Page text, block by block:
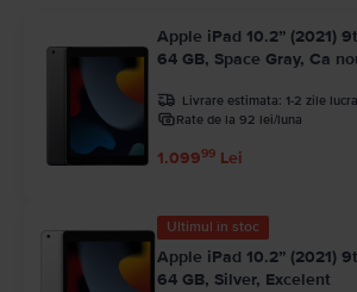
Apple iPad 10.2” (2021)
64 GB, Space Gray, Ca
Livrare estimata: 1-2 zile
Rate de la 92 lei/luna
1.09999 Lei
Ultimul în stoc
Apple iPad 10.2” (2021)
64 GB, Silver, Excelent